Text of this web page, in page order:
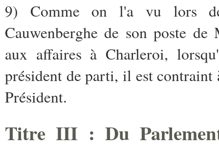
9) Comme on l'a vu lors
Cauwenberghe de son poste
aux affaires à Charleroi,
président de parti, il est
Président.
Titre III : Du